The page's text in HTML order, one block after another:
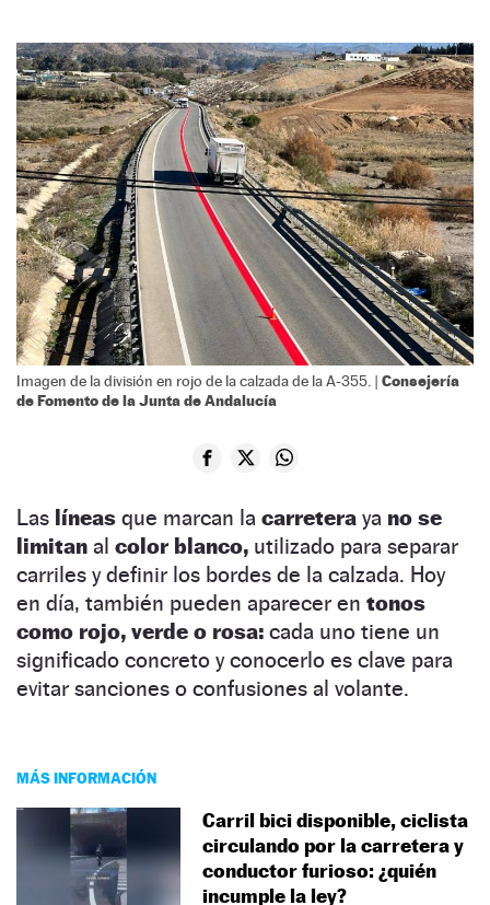
Imagen de la división en rojo de la calzada de la A-355. | Consejería
de Fomento de la Junta de Andalucía
Las líneas que marcan la carretera ya no se
limitan al color blanco, utilizado para separar
carriles y definir los bordes de la calzada. Hoy
en día, también pueden aparecer en tonos
como rojo, verde o rosa: cada uno tiene un
significado concreto y conocerlo es clave para
evitar sanciones o confusiones al volante.
MÁS INFORMACIÓN
Carril bici disponible, ciclista
circulando por la carretera y
conductor furioso: ¿quién
incumple la ley?